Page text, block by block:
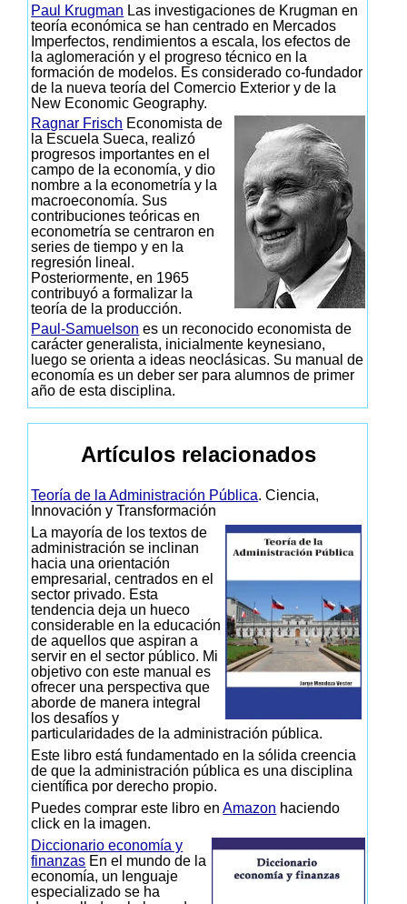
Paul Krugman Las investigaciones de Krugman en
teoría económica se han centrado en Mercados
Imperfectos, rendimientos a escala, los efectos de
la aglomeración y el progreso técnico en la
formación de modelos. Es considerado co-fundador
de la nueva teoría del Comercio Exterior y de la
New Economic Geography.
Ragnar Frisch Economista de
la Escuela Sueca, realizó
progresos importantes en el
campo de la economía, y dio
nombre a la econometría y la
macroeconomía. Sus
contribuciones teóricas en
econometría se centraron en
series de tiempo y en la
regresión lineal.
Posteriormente, en 1965
contribuyó a formalizar la
teoría de la producción.
Paul-Samuelson es un reconocido economista de
carácter generalista, inicialmente keynesiano,
luego se orienta a ideas neoclásicas. Su manual de
economía es un deber ser para alumnos de primer
año de esta disciplina.
Artículos relacionados
Teoría de la Administración Pública. Ciencia,
Innovación y Transformación
La mayoría de los textos de
administración se inclinan
hacia una orientación
empresarial, centrados en el
sector privado. Esta
tendencia deja un hueco
considerable en la educación
de aquellos que aspiran a
servir en el sector público. Mi
objetivo con este manual es
ofrecer una perspectiva que
aborde de manera integral
los desafíos y
particularidades de la administración pública.
Este libro está fundamentado en la sólida creencia
de que la administración pública es una disciplina
científica por derecho propio.
Puedes comprar este libro enAmazon haciendo
click en la imagen.
Diccionario economía y
finanzas En el mundo de la
economía, un lenguaje
especializado se ha